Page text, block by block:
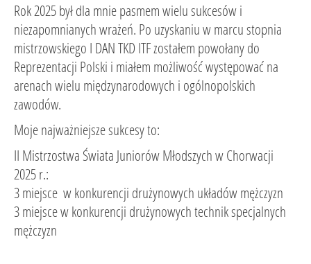
Rok 2025 był dla mnie pasmem wielu sukcesów i
niezapomnianych wrażeń. Po uzyskaniu w marcu stopnia
mistrzowskiego I DAN TKD ITF zostałem powołany do
Reprezentacji Polski i miałem możliwość występować na
arenach wielu międzynarodowych i ogólnopolskich
zawodów.
Moje najważniejsze sukcesy to:
II Mistrzostwa Świata Juniorów Młodszych w Chorwacji
2025 r.:
3 miejsce w konkurencji drużynowych układów mężczyzn
3 miejsce w konkurencji drużynowych technik specjalnych
mężczyzn